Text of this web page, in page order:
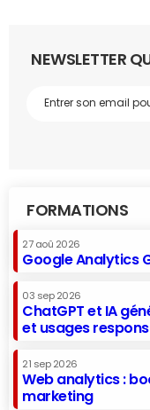
NEWSLETTER
FORMATIONS
27 aoû 2026
Google Analytics
03 sep 2026
ChatGPT et IA
et usages
21 sep 2026
Web analytics :
marketing